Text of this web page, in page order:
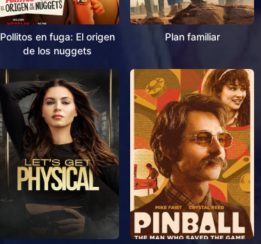
Pollitos en fuga: El origen
de los nuggets
Plan familiar